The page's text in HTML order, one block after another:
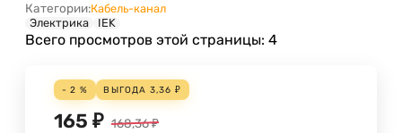
Категории:Кабель-канал
Электрика
IEK
Всего просмотров этой страницы: 4
- 2 % ВЫГОДА 3,36 ₽
165 ₽ 168,36₽